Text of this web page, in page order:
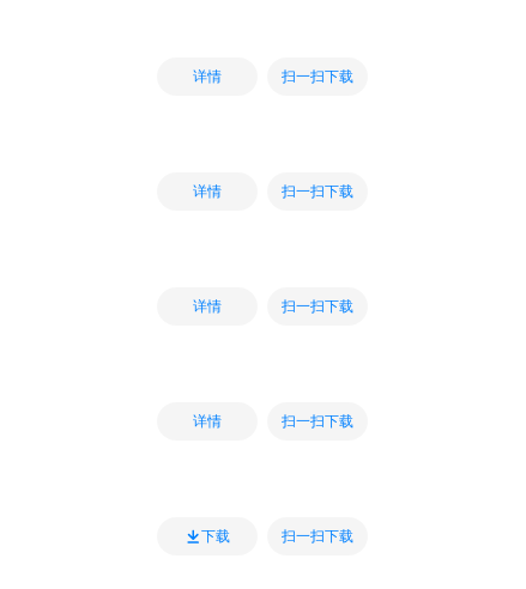
详情 扫一扫下载
详情 扫一扫下载
详情 扫一扫下载
详情 扫一扫下载
下载 扫一扫下载